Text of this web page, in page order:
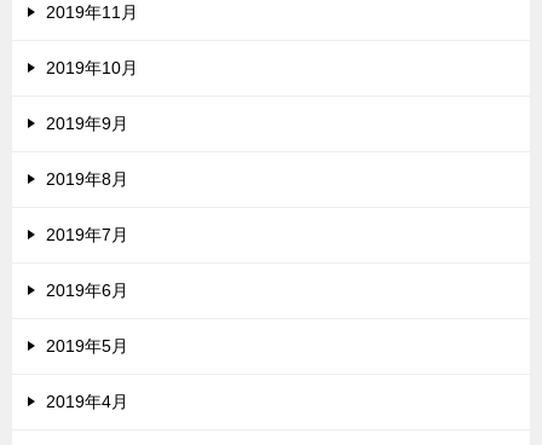
2019年11月
2019年10月
2019年9月
2019年8月
2019年7月
2019年6月
2019年5月
2019年4月